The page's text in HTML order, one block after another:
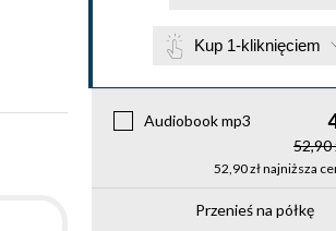
Kup 1-kliknięciem
Audiobook mp3
52,90
52,90 zł najniższa
Przenieś na półkę